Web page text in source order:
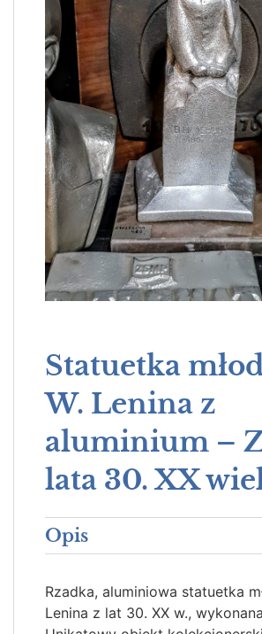
Statuetka
W. Lenina z
aluminium –
lata 30. XX
Opis
Rzadka, aluminiowa statuetka
Lenina z lat 30. XX w.,